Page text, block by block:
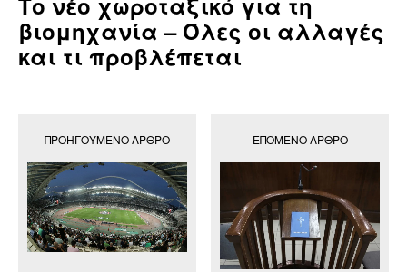
βιομηχανία – Όλες οι αλλαγές
και τι προβλέπεται
ΠΡΟΗΓΟΎΜΕΝΟ ΆΡΘΡΟ ΕΠΌΜΕΝΟ ΆΡΘΡΟ